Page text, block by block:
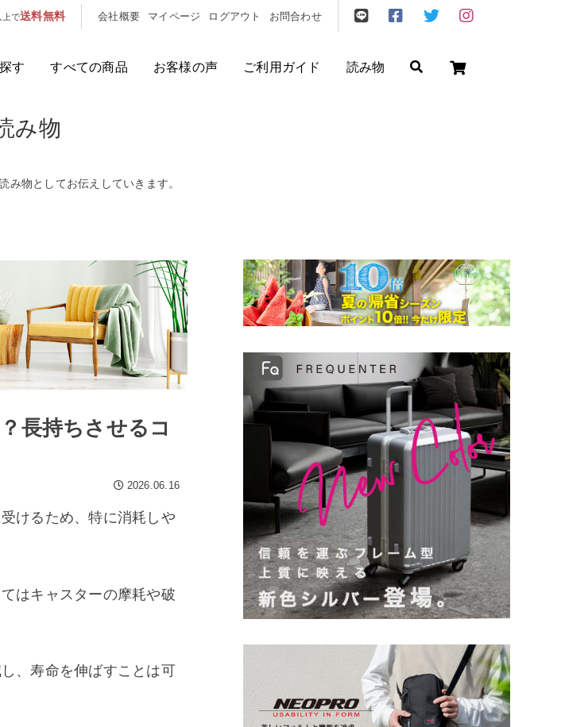
上で送料無料 会社概要 マイページ ログアウト お問合わせ
す すべての商品 お客様の声 ご利用ガイド 読み物
人気のキーワード：
容量から探す
泊数から探す
価格
〜
検索する
み物
み物としてお伝えしていきます。
長持ちさせるコ
2026.06.16
けるため、特に消耗しや
はキャスターの摩耗や破
、寿命を伸ばすことは可